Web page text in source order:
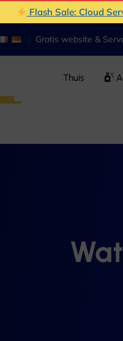
Flash Sale: Cloud
Gratis website &
Thuis